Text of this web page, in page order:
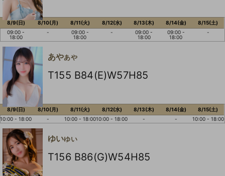
8/9(日)
09:00 -
18:00
8/10(月)
-
8/11(火)
09:00 -
18:00
8/12(水)
-
8/13(木)
09:00 -
18:00
8/14(金)
09:00 -
18:00
8/15(土)
-
あやあや
T155 B84(E)W57H85
8/9(日)
10:00 - 18:00
8/10(月)
-
8/11(火)
10:00 - 18:00
8/12(水)
10:00 - 18:00
8/13(木)
-
8/14(金)
-
8/15(土)
10:00 - 18:00
ゆいゆい
T156 B86(G)W54H85